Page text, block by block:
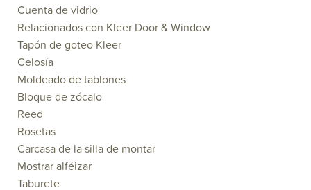
Cuenta de vidrio
Relacionados con Kleer Door & Window
Tapón de goteo Kleer
Celosía
Moldeado de tablones
Bloque de zócalo
Reed
Rosetas
Carcasa de la silla de montar
Mostrar alféizar
Taburete